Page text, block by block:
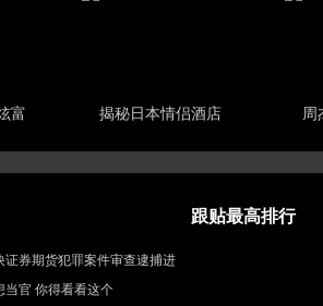
富 揭秘日本情侣酒店 周
跟贴最高排行
证券期货犯罪案件审查逮捕进
当官 你得看看这个